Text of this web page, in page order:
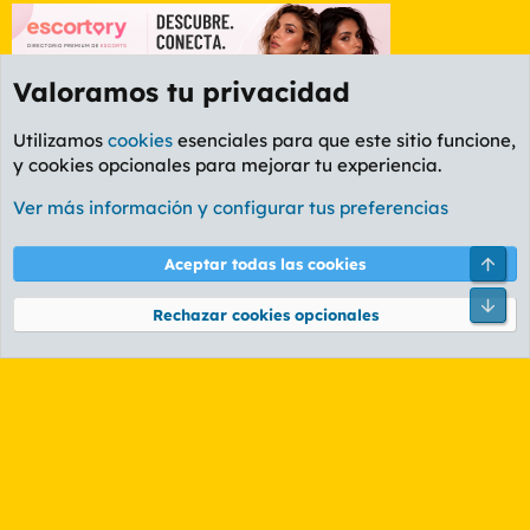
Foro General
Cookies
PL OLDSTYLE AMARILLO
Términos y reglas Política de privacidad Ayuda
Community platform by XenForo® © 2010-2026 XenForo Ltd.
Valoramos tu privacidad
Utilizamos cookies esenciales para que este sitio funcione,
y cookies opcionales para mejorar tu experiencia.
Ver más información y configurar tus preferencias
Aceptar todas las cookies
Rechazar cookies opcionales
Pie